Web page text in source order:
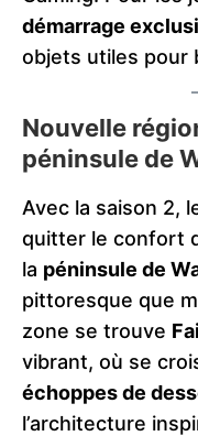
démarrage
objets utiles pour
Nouvelle
péninsule de
Avec la saison 2,
quitter le confort
la péninsule de
pittoresque que
zone se trouve
vibrant, où se
échoppes de
l’architecture